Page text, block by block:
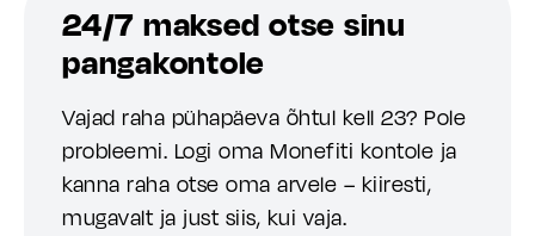
24/7 maksed otse sinu
pangakontole
Vajad raha pühapäeva õhtul kell 23? Pole
probleemi. Logi oma Monefiti kontole ja
kanna raha otse oma arvele – kiiresti,
mugavalt ja just siis, kui vaja.